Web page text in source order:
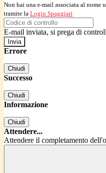
Non hai una e-mail associata al nome
tramite la Login Spaggiari
E-mail inviata, si prega di
Errore
Chiudi
Successo
Chiudi
Informazione
Chiudi
Attendere...
Attendere il completamento